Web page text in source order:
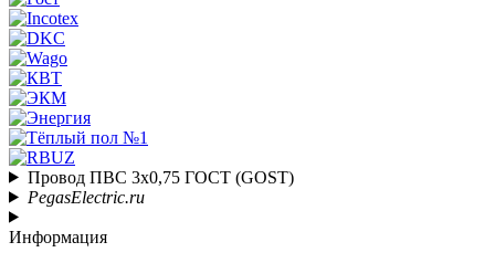
Провод ПВС 3х0,75 ГОСТ (GOST)
PegasElectric.ru
Информация